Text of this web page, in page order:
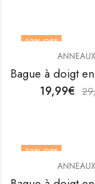
33% OFF
OUT OF STOCK
ANNEAUX
19,99€
33% OFF
ANNEAUX